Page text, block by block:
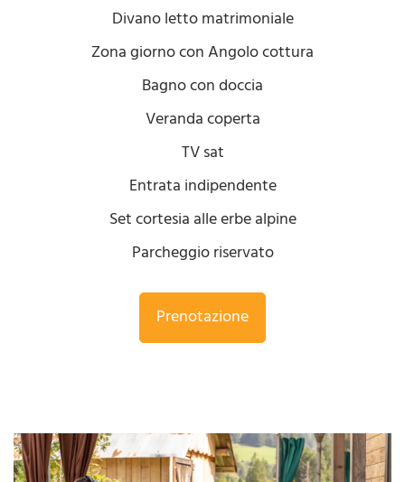
Divano letto matrimoniale
Zona giorno con Angolo cottura
Bagno con doccia
Veranda coperta
TV sat
Entrata indipendente
Set cortesia alle erbe alpine
Parcheggio riservato
Prenotazione